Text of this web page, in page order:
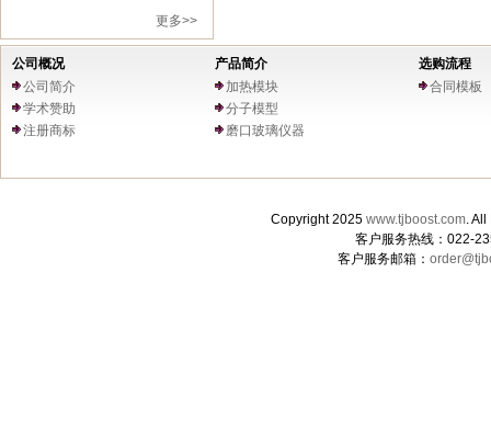
更多>>
公司概况
公司简介
学术赞助
注册商标
产品简介
加热模块
分子模型
磨口玻璃仪器
选购流程
合同模板
Copyright 2025 www.tjboost.com.
客户服务热线：022-
客户服务邮箱：